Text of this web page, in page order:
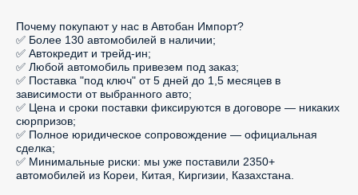
Почему покупают у нас в Автобан Импорт?
✅ Более 130 автомобилей в наличии;
✅ Автокредит и трейд-ин;
✅ Любой автомобиль привезем под заказ;
✅ Поставка "под ключ" от 5 дней до 1,5 месяцев в
зависимости от выбранного авто;
✅ Цена и сроки поставки фиксируются в договоре — никаких
сюрпризов;
✅ Полное юридическое сопровождение — официальная
сделка;
✅ Минимальные риски: мы уже поставили 2350+
автомобилей из Кореи, Китая, Киргизии, Казахстана.